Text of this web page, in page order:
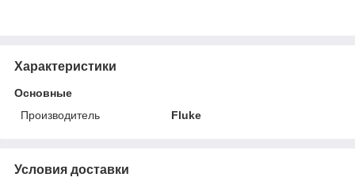
Характеристики
Основные
Производитель
Fluke
Условия доставки